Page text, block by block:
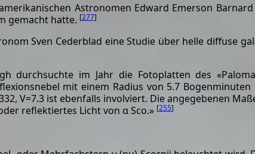
Astronomen Edward Emerson
gemacht hatte. [277]
Sven Cederblad eine Studie über helle diffuse
durchsuchte im Jahr die Fotoplatten des
mit einem Radius von 5.7 Bogenminuten
V=7.3 ist ebenfalls involviert. Die angegebenen
reflektiertes Licht von α Sco.» [255]